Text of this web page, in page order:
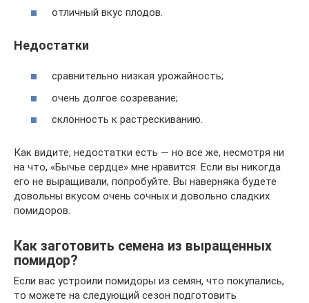
отличный вкус плодов.
Недостатки
сравнительно низкая урожайность;
очень долгое созревание;
склонность к растрескиванию.
Как видите, недостатки есть — но все же, несмотря ни
на что, «Бычье сердце» мне нравится. Если вы никогда
его не выращивали, попробуйте. Вы наверняка будете
довольны вкусом очень сочных и довольно сладких
помидоров.
Как заготовить семена из выращенных
помидор?
Если вас устроили помидоры из семян, что покупались,
то можете на следующий сезон подготовить